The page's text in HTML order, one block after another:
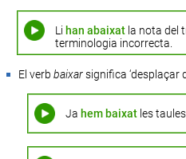
Li han abaixat la nota del
terminologia incorrecta.
El verb baixarsignifica ‘desplaçar
Ja hem baixatles taules